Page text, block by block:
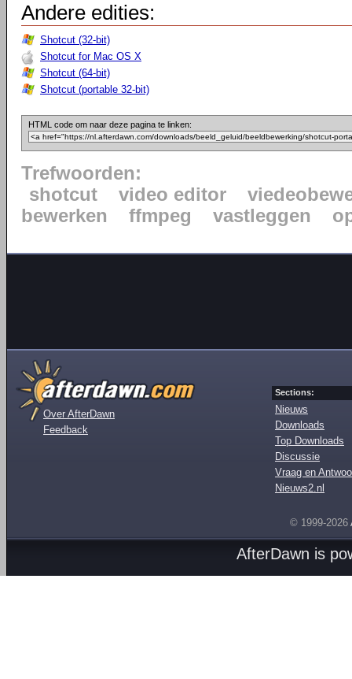
Andere edities:
Shotcut (32-bit)
Shotcut for Mac OS X
Shotcut (64-bit)
Shotcut (portable 32-bit)
HTML code om naar deze pagina te linken:
Trefwoorden:
shotcut
video editor
bewerken
ffmpeg vastleggen
Over AfterDawn
Feedback
Sections:
Nieuws
Downloads
Top Downloads
Discussie
Vraag en
Nieuws2.nl
© 1999-2026
AfterDawn is